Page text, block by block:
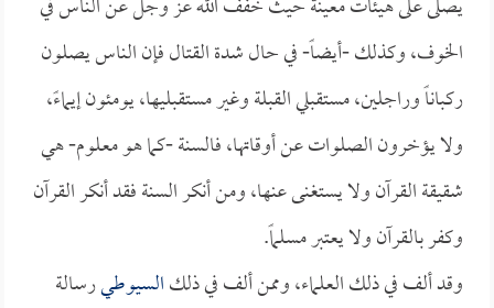
الخوف، وكذلك -أيضاً- في حال شدة القتال فإن الناس يصلون
ركباناً وراجلين، مستقبلي القبلة وغير مستقبليها، يومئون إيماءً،
ولا يؤخرون الصلوات عن أوقاتها، فالسنة -كما هو معلوم- هي
شقيقة القرآن ولا يستغنى عنها، ومن أنكر السنة فقد أنكر القرآن
وكفر بالقرآن ولا يعتبر مسلماً.
وقد ألف في ذلك العلماء، وممن ألف في ذلكالسيوطيرسالة